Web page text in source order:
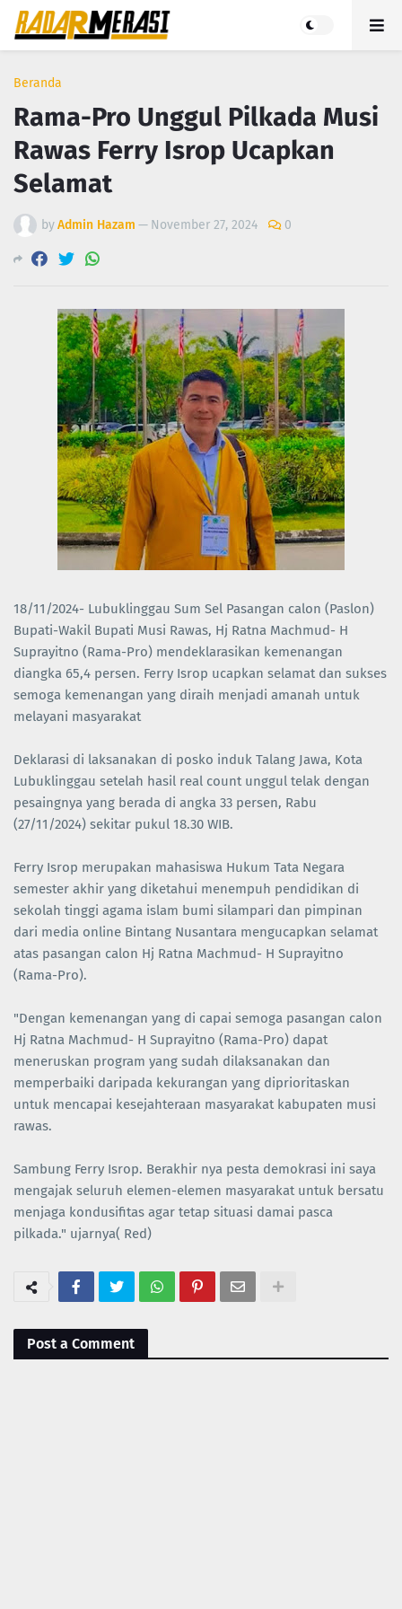
Beranda
Rama-Pro Unggul Pilkada Musi
Rawas Ferry Isrop Ucapkan
Selamat
byAdmin Hazam — November 27, 2024 0
18/11/2024- Lubuklinggau Sum Sel Pasangan calon (Paslon)
Bupati-Wakil Bupati Musi Rawas, Hj Ratna Machmud- H
Suprayitno (Rama-Pro) mendeklarasikan kemenangan
diangka 65,4 persen. Ferry Isrop ucapkan selamat dan sukses
semoga kemenangan yang diraih menjadi amanah untuk
melayani masyarakat
Deklarasi di laksanakan di posko induk Talang Jawa, Kota
Lubuklinggau setelah hasil real count unggul telak dengan
pesaingnya yang berada di angka 33 persen, Rabu
(27/11/2024) sekitar pukul 18.30 WIB.
Ferry Isrop merupakan mahasiswa Hukum Tata Negara
semester akhir yang diketahui menempuh pendidikan di
sekolah tinggi agama islam bumi silampari dan pimpinan
dari media online Bintang Nusantara mengucapkan selamat
atas pasangan calon Hj Ratna Machmud- H Suprayitno
(Rama-Pro).
"Dengan kemenangan yang di capai semoga pasangan calon
Hj Ratna Machmud- H Suprayitno (Rama-Pro) dapat
meneruskan program yang sudah dilaksanakan dan
memperbaiki daripada kekurangan yang diprioritaskan
untuk mencapai kesejahteraan masyarakat kabupaten musi
rawas.
Sambung Ferry Isrop. Berakhir nya pesta demokrasi ini saya
mengajak seluruh elemen-elemen masyarakat untuk bersatu
menjaga kondusifitas agar tetap situasi damai pasca
pilkada." ujarnya( Red)
Post a Comment